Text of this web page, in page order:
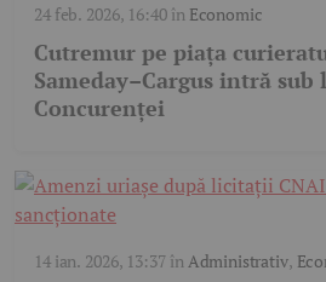
24 feb. 2026, 16:40în Economic
Cutremur pe piața
Sameday–Cargus intră
Concurenței
14 ian. 2026, 13:37în Administrativ,